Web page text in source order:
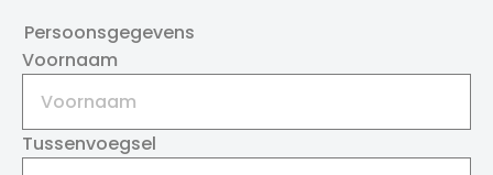
Persoonsgegevens
Voornaam
Tussenvoegsel